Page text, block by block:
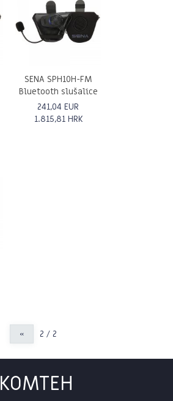
SENA SPH10H-FM
Bluetooth slušalice
241,04 EUR
1.815,81 HRK
« 2 / 2
KOMTEH